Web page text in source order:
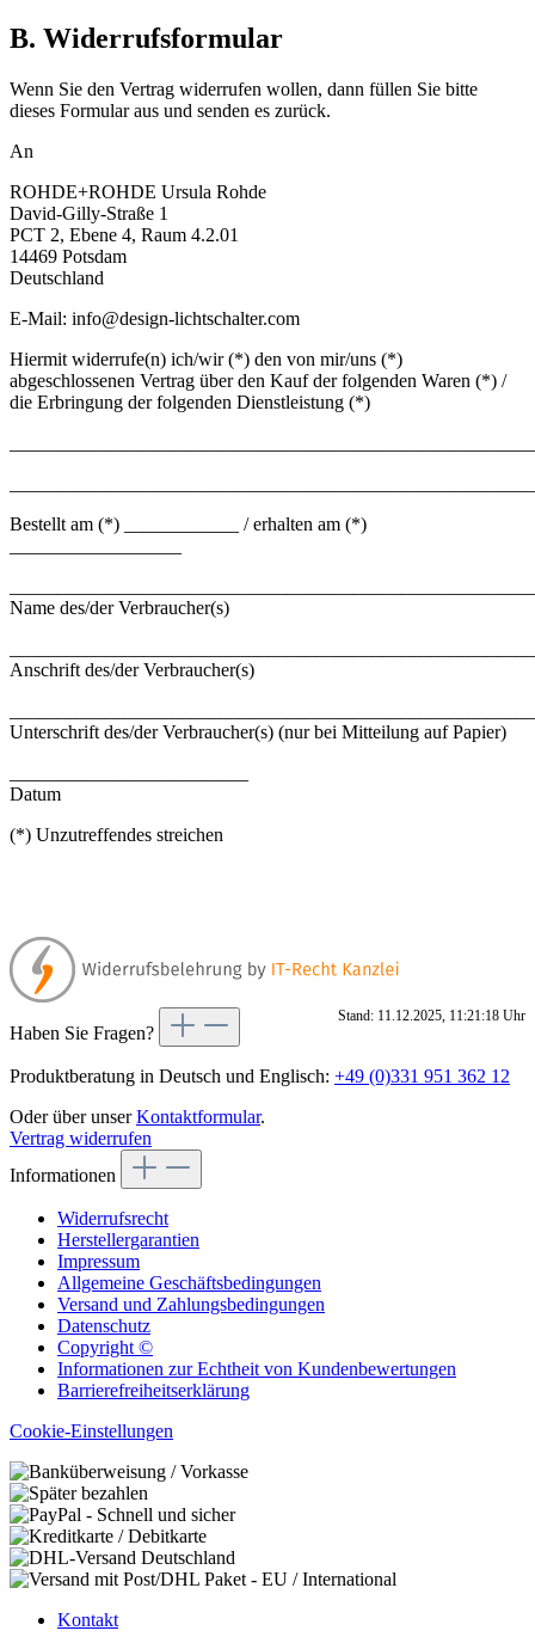
B. Widerrufsformular
Wenn Sie den Vertrag widerrufen wollen, dann füllen Sie bitte
dieses Formular aus und senden es zurück.
An
ROHDE+ROHDE Ursula Rohde
David-Gilly-Straße 1
PCT 2, Ebene 4, Raum 4.2.01
14469 Potsdam
Deutschland
E-Mail: info@design-lichtschalter.com
Hiermit widerrufe(n) ich/wir (*) den von mir/uns (*)
abgeschlossenen Vertrag über den Kauf der folgenden Waren (*) /
die Erbringung der folgenden Dienstleistung (*)
Bestellt am (*) ____________ / erhalten am (*)
Name des/der Verbraucher(s)
Anschrift des/der Verbraucher(s)
Unterschrift des/der Verbraucher(s) (nur bei Mitteilung auf Papier)
Datum
(*) Unzutreffendes streichen
Stand: 11.12.2025, 11:21:18 Uhr
Haben Sie Fragen?
Produktberatung in Deutsch und Englisch: +49 (0)331 951 362 12
Oder über unserKontaktformular.
Vertrag widerrufen
Informationen
Widerrufsrecht
Herstellergarantien
Impressum
Allgemeine Geschäftsbedingungen
Versand und Zahlungsbedingungen
Datenschutz
Copyright ©
Informationen zur Echtheit von Kundenbewertungen
Barrierefreiheitserklärung
Cookie-Einstellungen
Kontakt